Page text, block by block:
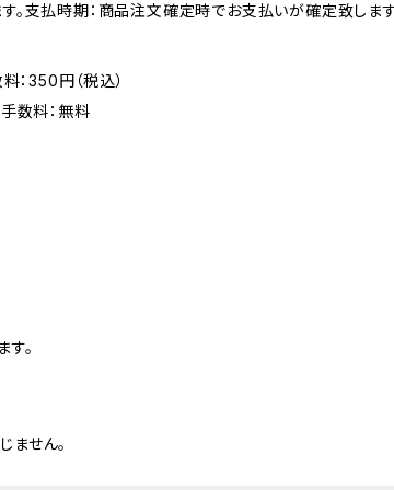
。支払時期：商品注文確定時でお支払いが確定致します
：350円（税込）
数料：無料
。
せん。